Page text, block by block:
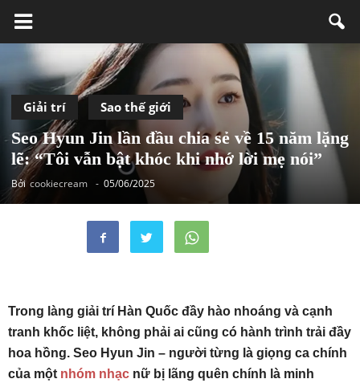
Giải trí Sao thế giới
Seo Hyun Jin lần đầu chia sẻ về 15 năm lặng
lẽ: “Tôi vẫn bật khóc khi nhớ lời mẹ nói”
Bởi cookiecream - 05/06/2025
Trong làng giải trí Hàn Quốc đầy hào nhoáng và cạnh
tranh khốc liệt, không phải ai cũng có hành trình trải đầy
hoa hồng. Seo Hyun Jin – người từng là giọng ca chính
của một nhóm nhạc nữ bị lãng quên chính là minh